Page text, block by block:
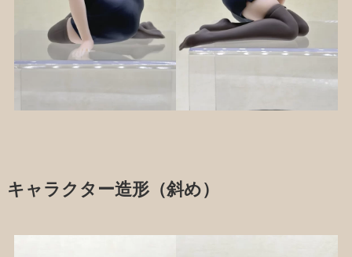
キャラクター造形（斜め）